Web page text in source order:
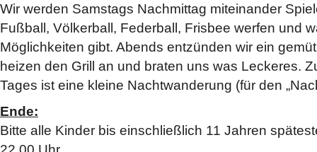
Wir werden Samstags Nachmittag miteinander
Fußball, Völkerball, Federball, Frisbee werfen und
Möglichkeiten gibt. Abends entzünden wir ein
heizen den Grill an und braten uns was Leckeres.
Tages ist eine kleine Nachtwanderung (für den
Ende:
Bitte alle Kinder bis einschließlich 11 Jahren